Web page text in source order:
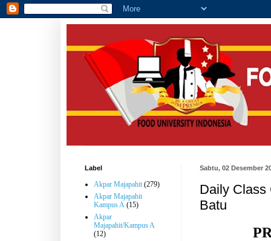
Sabtu, 02 Desember
Daily Class
Batu
Label
Akpar Majapahit (279)
Akpar Majapahit
Kampus A (15)
Akpar
Majapahit/Kampus A
(12)